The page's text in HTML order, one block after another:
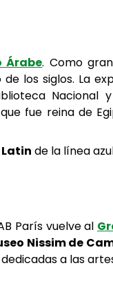
Árabe. Como
los siglos. La
Nacional
fue reina de
de la línea
París vuelve al
Nissim de
a las